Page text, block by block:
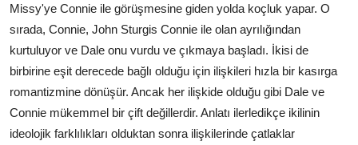
Missy'ye Connie ile görüşmesine giden yolda koçluk yapar. O
sırada, Connie, John Sturgis Connie ile olan ayrılığından
kurtuluyor ve Dale onu vurdu ve çıkmaya başladı. İkisi de
birbirine eşit derecede bağlı olduğu için ilişkileri hızla bir kasırga
romantizmine dönüşür. Ancak her ilişkide olduğu gibi Dale ve
Connie mükemmel bir çift değillerdir. Anlatı ilerledikçe ikilinin
ideolojik farklılıkları olduktan sonra ilişkilerinde çatlaklar